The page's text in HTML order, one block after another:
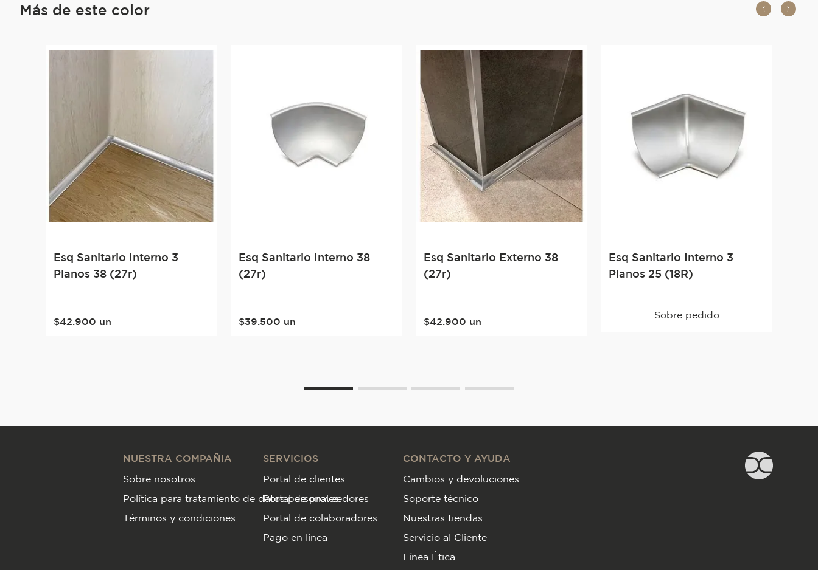
Más de este color
Esq Sanitario Interno 3
Planos 38 (27r)
$42 900 un
Esq Sanitario Interno 38
(27r)
$39 500 un
Esq Sanitario Externo 38
(27r)
$42 900 un
Esq Sanitario Interno 3
Planos 25 (18R)
Sobre pedido
NUESTRA COMPAÑIA
Sobre nosotros
Política para tratamiento de datos personales
Términos y condiciones
SERVICIOS
Portal de clientes
Portal de proveedores
Portal de colaboradores
Pago en línea
CONTACTO Y AYUDA
Cambios y devoluciones
Soporte técnico
Nuestras tiendas
Servicio al Cliente
Línea Ética